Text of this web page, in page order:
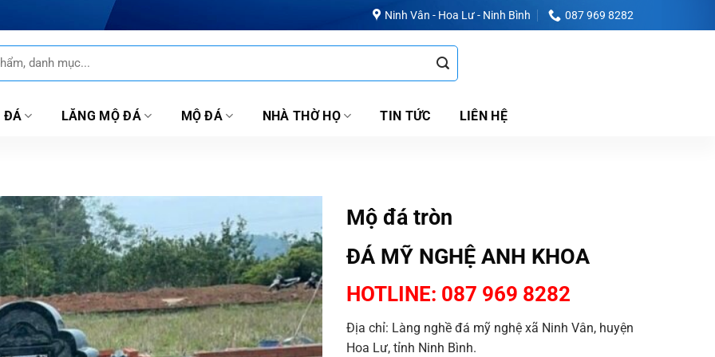
Ninh Vân - Hoa Lư - Ninh Bình 087 969 8282
ĐÁ LĂNG MỘ ĐÁ MỘ ĐÁ NHÀ THỜ HỌ TIN TỨC LIÊN HỆ
Mộ đá tròn
ĐÁ MỸ NGHỆ ANH KHOA
HOTLINE: 087 969 8282
Địa chỉ: Làng nghề đá mỹ nghệ xã Ninh Vân, huyện
Hoa Lư, tỉnh Ninh Bình.